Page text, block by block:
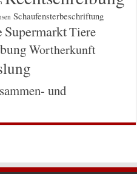
Schaufensterbeschriftung
SupermarktTiere
Wortherkunft
und